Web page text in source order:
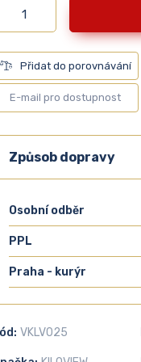
Přidat do porovnávání
Způsob dopravy
Osobní odběr
PPL
Praha - kurýr
VKLV025